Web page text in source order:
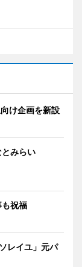
け企画を新設
みらい
祝福
レイユ」元パ